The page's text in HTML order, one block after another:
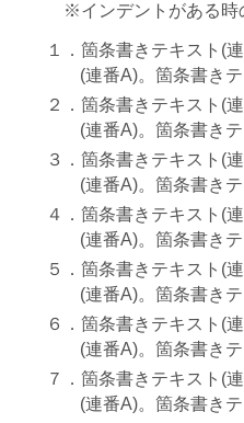
インデントがある時
箇条書きテキスト(
(連番A)。箇条書きテ
箇条書きテキスト(
(連番A)。箇条書きテ
箇条書きテキスト(
(連番A)。箇条書きテ
箇条書きテキスト(
(連番A)。箇条書きテ
箇条書きテキスト(
(連番A)。箇条書きテ
箇条書きテキスト(
(連番A)。箇条書きテ
箇条書きテキスト(
(連番A)。箇条書きテ